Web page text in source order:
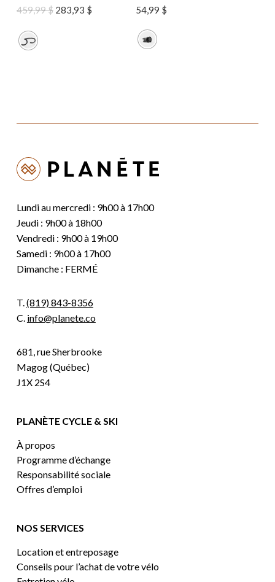
459,99$ Le
283,93 $Le
54,99 $
Lundi au mercredi : 9h00 à 17h00
Jeudi : 9h00 à 18h00
Vendredi : 9h00 à 19h00
Samedi : 9h00 à 17h00
Dimanche : FERMÉ
T.(819) 843-8356
C. info@planete.co
681, rue Sherbrooke
Magog (Québec)
J1X 2S4
PLANÈTE CYCLE & SKI
À propos
Programme d’échange
Responsabilité sociale
Offres d’emploi
NOS SERVICES
Location et entreposage
Conseils pour l’achat de votre vélo